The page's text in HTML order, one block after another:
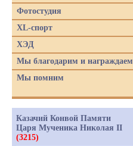
Фотостудия
XL-спорт
ХЭД
Мы благодарим и награждаем
Мы помним
Казачий Конвой Памяти
Царя Мученика Николая II
(3215)